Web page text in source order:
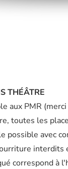
THÉÂTRE
aux PMR
toutes les
possible avec
interdits
correspond à